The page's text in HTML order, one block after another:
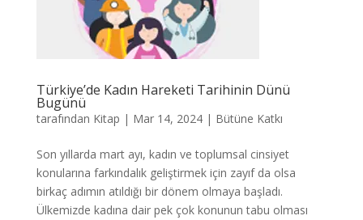
Türkiye’de Kadın Hareketi Tarihinin Dünü
Bugünü
tarafından Kitap | Mar 14, 2024| Bütüne Katkı
Son yıllarda mart ayı, kadın ve toplumsal cinsiyet
konularına farkındalık geliştirmek için zayıf da olsa
birkaç adımın atıldığı bir dönem olmaya başladı.
Ülkemizde kadına dair pek çok konunun tabu olması